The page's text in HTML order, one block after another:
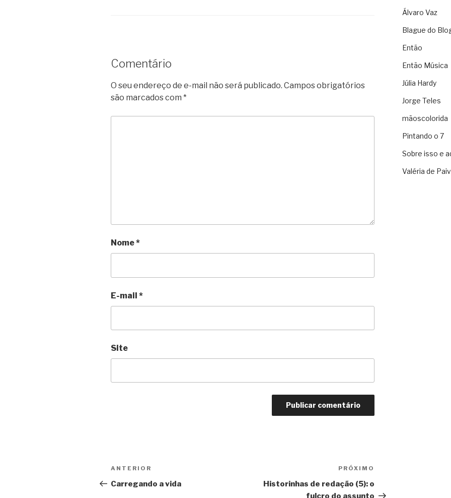
Comentário
O seu endereço de e-mail não será publicado. Campos obrigatórios
são marcados com *
Nome*
E-mail *
Site
Navegação
de
Anterior
ANTERIOR
Carregando a vida
PRÓXIMO
Historinhas de redação (5): o
fulcro do assunto
Álvaro Vaz
Blague do
Então
Então Música
Júlia Hardy
Jorge Teles
mãoscolorida
Pintando o 7
Sobre isso e
Valéria de